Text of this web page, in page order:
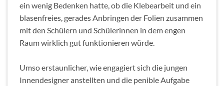
ein wenig Bedenken hatte, ob die Klebearbeit und ein
blasenfreies, gerades Anbringen der Folien zusammen
mit den Schülern und Schülerinnen in dem engen
Raum wirklich gut funktionieren würde.
Umso erstaunlicher, wie engagiert sich die jungen
Innendesigner anstellten und die penible Aufgabe